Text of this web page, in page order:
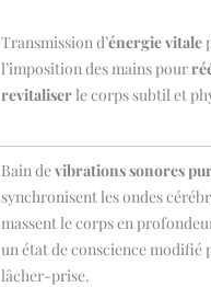
Transmission d’énergie vitale
l’imposition des mains pour
revitaliserle corps subtil et
Bain devibrations sonores
synchronisent les ondes
massent le corps en
un état de conscience modifié
lâcher-prise.